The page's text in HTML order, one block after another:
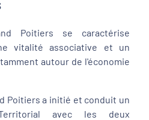
Poitiers se caractérise
vitalité associative et un
autour de l'économie
Poitiers a initié et conduit un
avec les deux